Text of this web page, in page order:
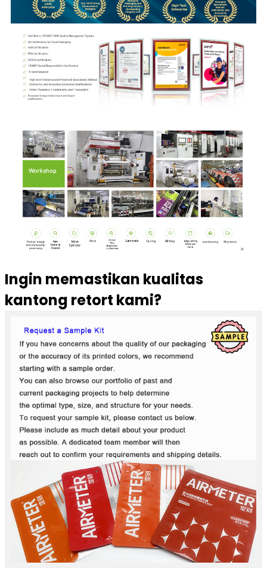
Ingin memastikan kualitas
kantong retort kami?